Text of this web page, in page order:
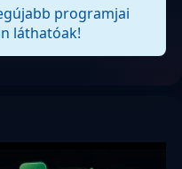
programjai
láthatóak!